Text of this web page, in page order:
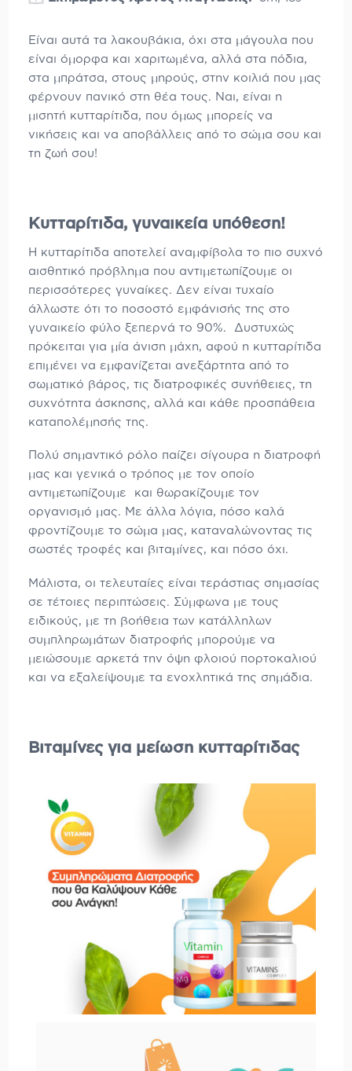
Είναι αυτά τα λακουβάκια, όχι στα μάγουλα που
είναι όμορφα και χαριτωμένα, αλλά στα πόδια,
στα μπράτσα, στους μηρούς, στην κοιλιά που μας
φέρνουν πανικό στη θέα τους. Ναι, είναι η
μισητή κυτταρίτιδα, που όμως μπορείς να
νικήσεις και να αποβάλλεις από το σώμα σου και
τη ζωή σου!
Κυτταρίτιδα, γυναικεία υπόθεση!
H κυτταρίτιδα αποτελεί αναμφίβολα το πιο συχνό
αισθητικό πρόβλημα που αντιμετωπίζουμε οι
περισσότερες γυναίκες. Δεν είναι τυχαίο
άλλωστε ότι το ποσοστό εμφάνισής της στο
γυναικείο φύλο ξεπερνά το 90%. Δυστυχώς
πρόκειται για μία άνιση μάχη, αφού η κυτταρίτιδα
επιμένει να εμφανίζεται ανεξάρτητα από το
σωματικό βάρος, τις διατροφικές συνήθειες, τη
συχνότητα άσκησης, αλλά και κάθε προσπάθεια
καταπολέμησής της.
Πολύ σημαντικό ρόλο παίζει σίγουρα η διατροφή
μας και γενικά ο τρόπος με τον οποίο
αντιμετωπίζουμε και θωρακίζουμε τον
οργανισμό μας. Με άλλα λόγια, πόσο καλά
φροντίζουμε το σώμα μας, καταναλώνοντας τις
σωστές τροφές και βιταμίνες, και πόσο όχι.
Μάλιστα, οι τελευταίες είναι τεράστιας σημασίας
σε τέτοιες περιπτώσεις. Σύμφωνα με τους
ειδικούς, με τη βοήθεια των κατάλληλων
συμπληρωμάτων διατροφής μπορούμε να
μειώσουμε αρκετά την όψη φλοιού πορτοκαλιού
και να εξαλείψουμε τα ενοχλητικά της σημάδια.
Βιταμίνες για μείωση κυτταρίτιδας